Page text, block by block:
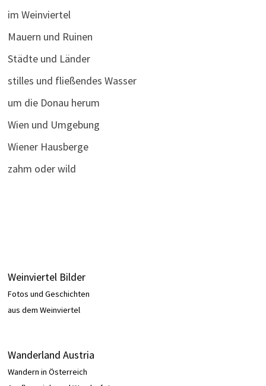
im Weinviertel
Mauern und Ruinen
Städte und Länder
stilles und fließendes Wasser
um die Donau herum
Wien und Umgebung
Wiener Hausberge
zahm oder wild
Weinviertel Bilder
Fotos und Geschichten
aus dem Weinviertel
Wanderland Austria
Wandern in Österreich